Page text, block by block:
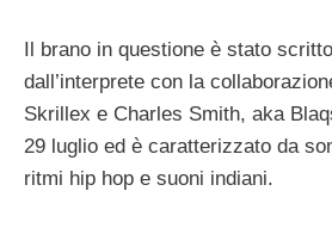
Il brano in questione è stato
dall’interprete con la
Skrillex e Charles Smith, aka
29 luglio ed è caratterizzato da
ritmi hip hop e suoni indiani.